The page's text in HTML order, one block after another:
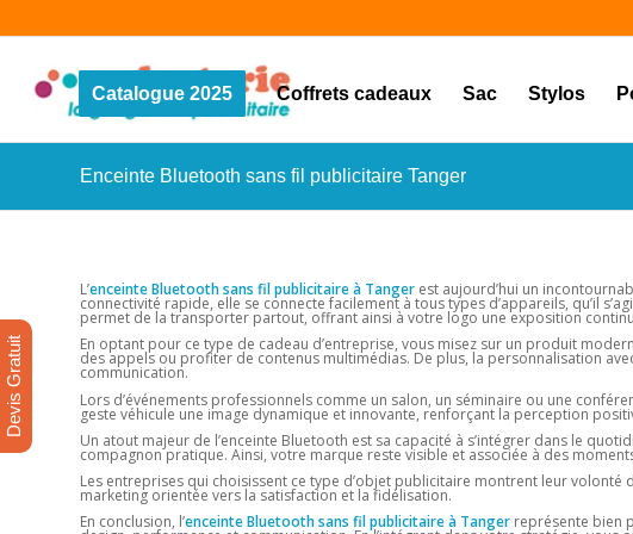
Catalogue 2025 Coffrets cadeaux Sac Stylos
Enceinte Bluetooth sans fil publicitaire Tanger
L’enceinte Bluetooth sans fil publicitaire à Tanger est aujourd’hui un
connectivité rapide, elle se connecte facilement à tous types d’appareils, qu’il
permet de la transporter partout, offrant ainsi à votre logo une exposition
En optant pour ce type de cadeau d’entreprise, vous misez sur un produit
des appels ou profiter de contenus multimédias. De plus, la personnalisation
communication.
Lors d’événements professionnels comme un salon, un séminaire ou une
geste véhicule une image dynamique et innovante, renforçant la perception
Un atout majeur de l’enceinte Bluetooth est sa capacité à s’intégrer dans le
compagnon pratique. Ainsi, votre marque reste visible et associée à des
Les entreprises qui choisissent ce type d’objet publicitaire montrent leur
marketing orientée vers la satisfaction et la fidélisation.
En conclusion, l’enceinte Bluetooth sans fil publicitaire à Tanger représente bien
Devis Gratuit